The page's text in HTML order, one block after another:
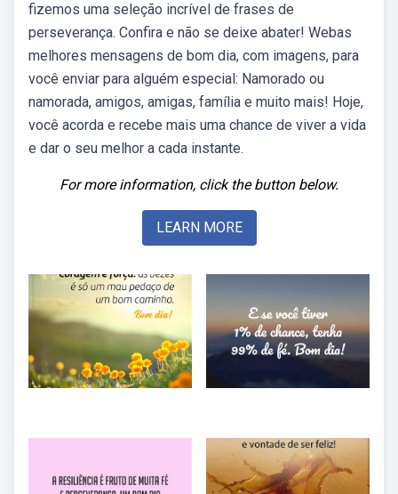
fizemos uma seleção incrível de frases de
perseverança. Confira e não se deixe abater! Webas
melhores mensagens de bom dia, com imagens, para
você enviar para alguém especial: Namorado ou
namorada, amigos, amigas, família e muito mais! Hoje,
você acorda e recebe mais uma chance de viver a vida
e dar o seu melhor a cada instante.
For more information, click the button below.
LEARN MORE